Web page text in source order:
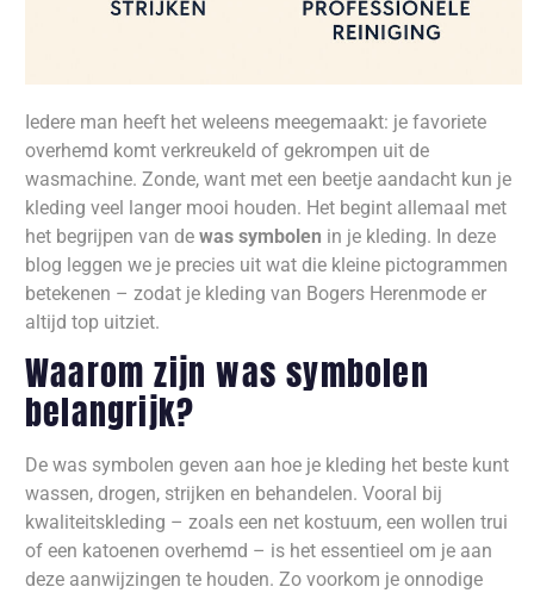
Iedere man heeft het weleens meegemaakt: je favoriete
overhemd komt verkreukeld of gekrompen uit de
wasmachine. Zonde, want met een beetje aandacht kun je
kleding veel langer mooi houden. Het begint allemaal met
het begrijpen van de was symbolen in je kleding. In deze
blog leggen we je precies uit wat die kleine pictogrammen
betekenen – zodat je kleding van Bogers Herenmode er
altijd top uitziet.
Waarom zijn was symbolen
belangrijk?
De was symbolen geven aan hoe je kleding het beste kunt
wassen, drogen, strijken en behandelen. Vooral bij
kwaliteitskleding – zoals een net kostuum, een wollen trui
of een katoenen overhemd – is het essentieel om je aan
deze aanwijzingen te houden. Zo voorkom je onnodige